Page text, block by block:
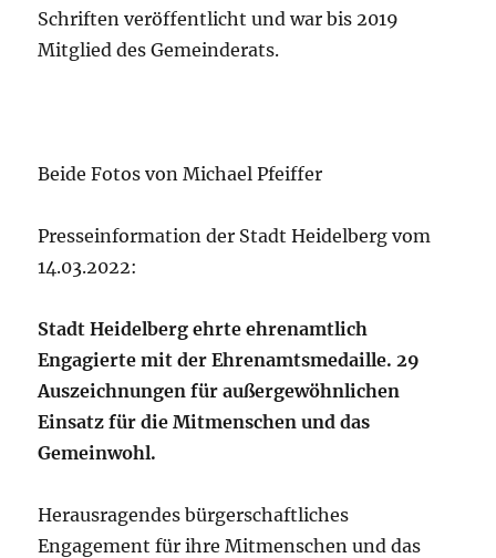
Schriften veröffentlicht und war bis 2019
Mitglied des Gemeinderats.
Beide Fotos von Michael Pfeiffer
Presseinformation der Stadt Heidelberg vom
14.03.2022:
Stadt Heidelberg ehrte ehrenamtlich
Engagierte mit der Ehrenamtsmedaille. 29
Auszeichnungen für außergewöhnlichen
Einsatz für die Mitmenschen und das
Gemeinwohl.
Herausragendes bürgerschaftliches
Engagement für ihre Mitmenschen und das